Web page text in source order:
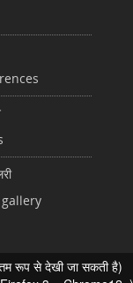
रूप से देखी जा सकती है)